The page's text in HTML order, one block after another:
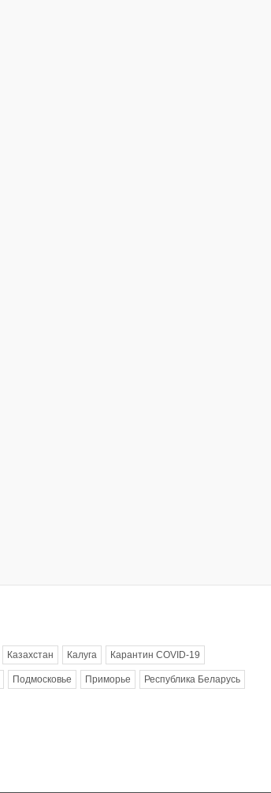
Казахстан Калуга Карантин COVID-19
Подмосковье Приморье Республика Беларусь